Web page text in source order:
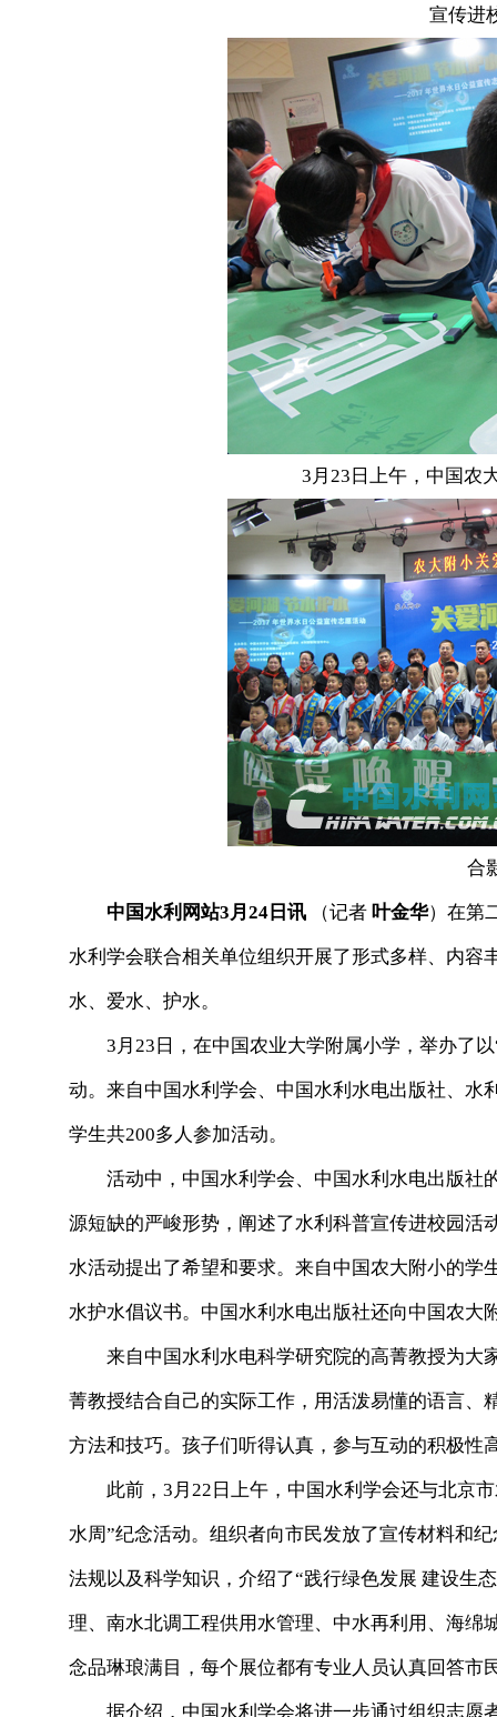
宣传进
3月23日上午，中国农
合
中国水利网站3月24日讯 （记者 叶金华）在第
水利学会联合相关单位组织开展了形式多样、内
水、爱水、护水。
3月23日，在中国农业大学附属小学，举办了以
动。来自中国水利学会、中国水利水电出版社、
学生共200多人参加活动。
活动中，中国水利学会、中国水利水电出版社
源短缺的严峻形势，阐述了水利科普宣传进校园
水活动提出了希望和要求。来自中国农大附小的
水护水倡议书。中国水利水电出版社还向中国农大
来自中国水利水电科学研究院的高菁教授为大
菁教授结合自己的实际工作，用活泼易懂的语言
方法和技巧。孩子们听得认真，参与互动的积极性
此前，3月22日上午，中国水利学会还与北京市
水周”纪念活动。组织者向市民发放了宣传材料和
法规以及科学知识，介绍了“践行绿色发展 建设生
理、南水北调工程供用水管理、中水再利用、海
念品琳琅满目，每个展位都有专业人员认真回答市
据介绍，中国水利学会将进一步通过组织志愿